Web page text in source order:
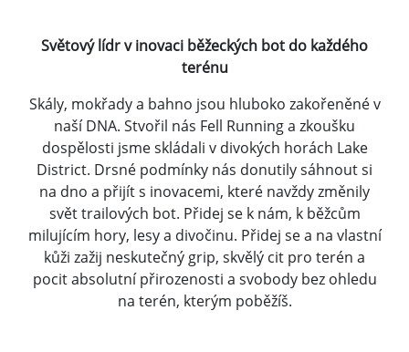
Světový lídr v inovaci běžeckých bot do každého
terénu
Skály, mokřady a bahno jsou hluboko zakořeněné v
naší DNA. Stvořil nás Fell Running a zkoušku
dospělosti jsme skládali v divokých horách Lake
District. Drsné podmínky nás donutily sáhnout si
na dno a přijít s inovacemi, které navždy změnily
svět trailových bot. Přidej se k nám, k běžcům
milujícím hory, lesy a divočinu. Přidej se a na vlastní
kůži zažij neskutečný grip, skvělý cit pro terén a
pocit absolutní přirozenosti a svobody bez ohledu
na terén, kterým poběžíš.